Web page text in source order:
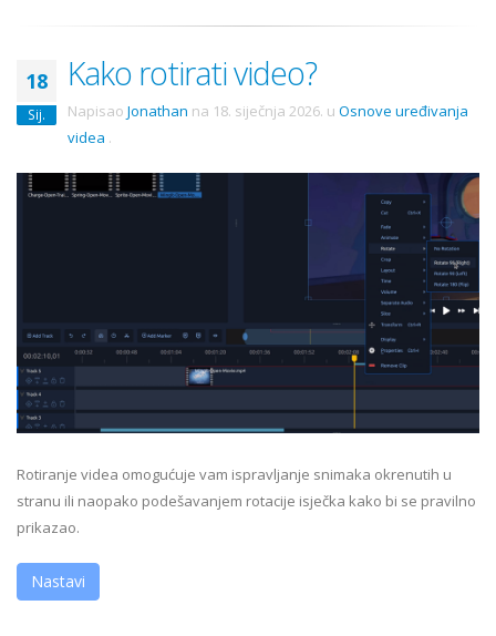
18
Sij.
Kako rotirati video?
Napisao Jonathan na 18. siječnja 2026. u Osnove uređivanja
videa .
Rotiranje videa omogućuje vam ispravljanje snimaka okrenutih u
stranu ili naopako podešavanjem rotacije isječka kako bi se pravilno
prikazao.
Nastavi